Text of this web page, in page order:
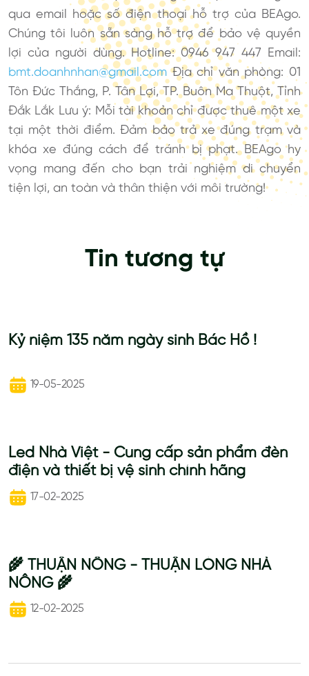
qua email hoặc số điện thoại hỗ trợ của BEAgo.
Chúng tôi luôn sẵn sàng hỗ trợ để bảo vệ quyền
lợi của người dùng. Hotline: 0946 947 447 Email:
bmt.doanhnhan@gmail.com Địa chỉ văn phòng: 01
Tôn Đức Thắng, P. Tân Lợi, TP. Buôn Ma Thuột, Tỉnh
Đắk Lắk Lưu ý: Mỗi tài khoản chỉ được thuê một xe
tại một thời điểm. Đảm bảo trả xe đúng trạm và
khóa xe đúng cách để tránh bị phạt. BEAgo hy
vọng mang đến cho bạn trải nghiệm di chuyển
tiện lợi, an toàn và thân thiện với môi trường!
Tin tương tự
Kỷ niệm 135 năm ngày sinh Bác Hồ !
19-05-2025
Led Nhà Việt - Cung cấp sản phẩm đèn
điện và thiết bị vệ sinh chính hãng
17-02-2025
🌾 THUẬN NÔNG - THUẬN LÒNG NHÀ
NÔNG 🌾
12-02-2025